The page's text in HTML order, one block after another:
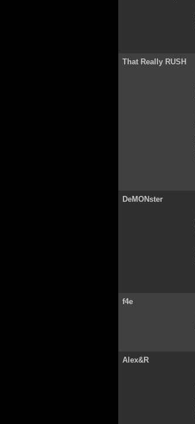
That Really RUSH
DeMONster
f4e
Alex&R